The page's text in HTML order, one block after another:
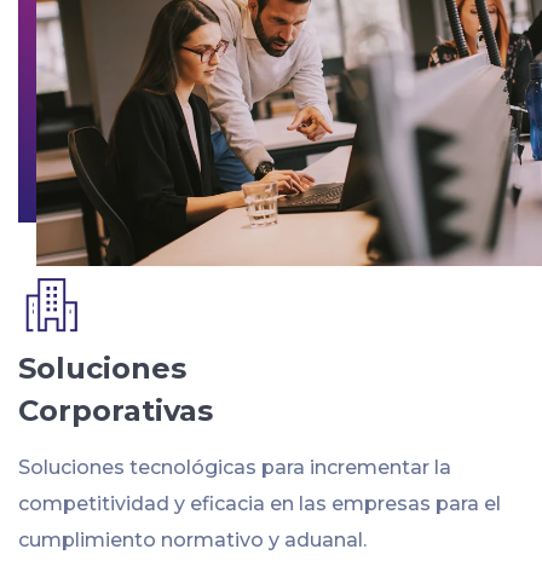
Soluciones
Corporativas
Soluciones tecnológicas para incrementar la
competitividad y eficacia en las empresas para el
cumplimiento normativo y aduanal.